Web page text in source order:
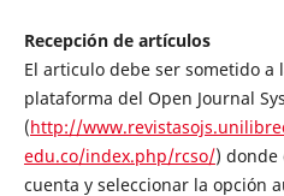
Recepción de artículos
El articulo debe ser sometido
plataforma del Open Journal
(http://
edu.co/index.php/rcso/) donde
cuenta y seleccionar la opción